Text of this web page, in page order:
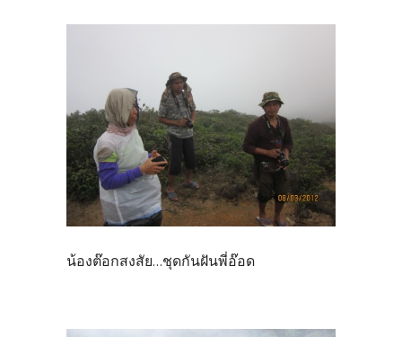
น้องต๊อกสงสัย...ชุดกันฝันพี่อ๊อด